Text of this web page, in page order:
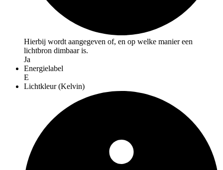
Hierbij wordt aangegeven of, en op welke manier een
lichtbron dimbaar is.
Ja
Energielabel
E
Lichtkleur (Kelvin)